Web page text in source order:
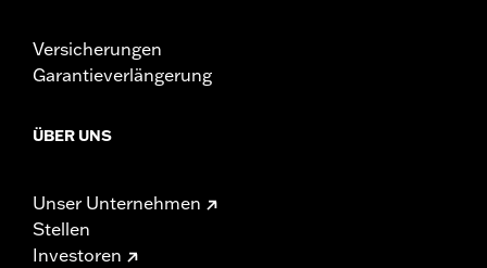
Versicherungen
Garantieverlängerung
ÜBER UNS
Unser Unternehmen
Stellen
Investoren